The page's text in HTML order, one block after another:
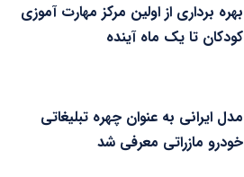
بهره برداری از اولین مرکز مهارت آموزی
کودکان تا یک ماه آینده
مدل ایرانی به عنوان چهره تبلیغاتی
خودرو مازراتی معرفی شد